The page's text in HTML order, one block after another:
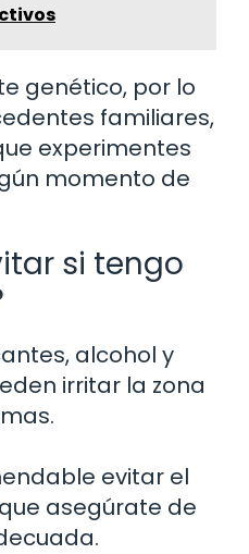
genético, por lo
familiares,
experimentes
momento de
si tengo
alcohol y
irritar la zona
evitar el
asegúrate de